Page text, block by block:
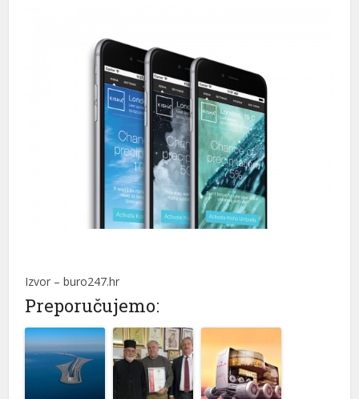
Izvor – buro247.hr
Preporučujemo: